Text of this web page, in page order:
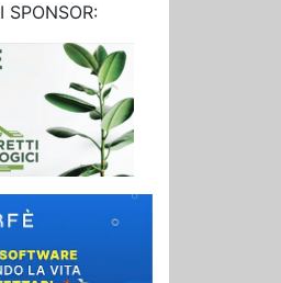
SPONSOR: